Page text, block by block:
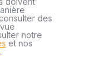
des
notre
et nos
.